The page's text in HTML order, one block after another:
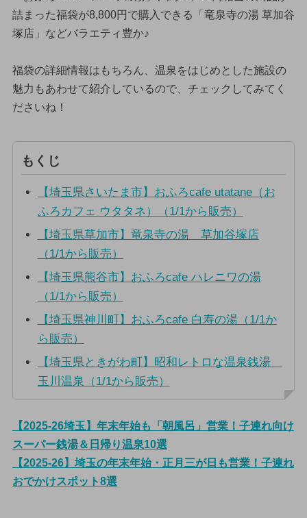
詰まった福袋が8,800円で購入できる「竜泉寺の湯 草加谷
塚店」などバラエティ豊か♪
福袋の詳細情報はもちろん、温泉をはじめとした施設の
魅力もあわせて紹介しているので、チェックしてみてく
ださいね！
もくじ
【埼玉県さいたま市】おふろcafe utatane（お
ふろカフェ ウタタネ）（1/1から販売）
【埼玉県草加市】竜泉寺の湯 草加谷塚店
（1/1から販売）
【埼玉県熊谷市】おふろcafe ハレニワの湯
（1/1から販売）
【埼玉県神川町】おふろcafe 白寿の湯（1/1か
ら販売）
【埼玉県ときがわ町】昭和レトロな温泉銭湯
玉川温泉（1/1から販売）
【2025-26埼玉】年末年始も「朝風呂」営業！子連れ向け
スーパー銭湯＆日帰り温泉10選
【2025-26】埼玉の年末年始・正月三が日も営業！子連れ
おでかけスポット8選